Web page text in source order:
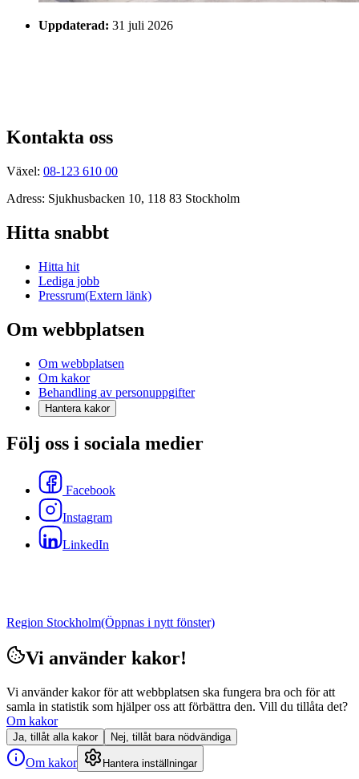
Uppdaterad: 31 juli 2026
Kontakta oss
Växel: 08-123 610 00
Adress: Sjukhusbacken 10, 118 83 Stockholm
Hitta snabbt
Hitta hit
Lediga jobb
Pressrum(Extern länk)
Om webbplatsen
Om webbplatsen
Om kakor
Behandling av personuppgifter
Hantera kakor
Följ oss i sociala medier
Facebook
Instagram
LinkedIn
Region Stockholm(Öppnas i nytt fönster)
Vi använder kakor!
Vi använder kakor för att webbplatsen ska fungera bra och för att
samla in statistik som hjälper oss att förbättra den. Vill du tillåta det?
Om kakor
Ja, tillåt alla kakor Nej, tillåt bara nödvändiga
Om kakor Hantera inställningar